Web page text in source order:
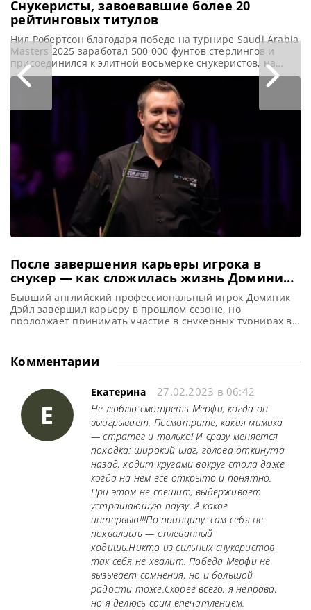
Снукеристы, завоевавшие более 20
рейтинговых титулов
Нил Робертсон благодаря победе на турнире Saudi Arabia
Masters 2025 заработал 500 000 фунтов стерлингов и
присоединился к элитной восьмерке снукеристов, на
счету которых более 20 рейтинговых титулов, сообщает
SnookerHQ Выиграв турнир Saudi Arabia Masters 2025,
Нил Робертсон переместился на шестую строчку в списке
снукеристов по числу побед на рейтинговых турнирах за
После завершения карьеры игрока в
снукер — как сложилась жизнь Доминика
Дэйла
Бывший английский профессиональный игрок Доминик
Дэйл завершил карьеру в прошлом сезоне, но
продолжает принимать участие в снукерных турнирах в
профессиональном снукере. В интервью двукратный
победитель рейтинговых турниров рассказал, как
жалеете, что прекратили
Комментарии
Е
Екатерина 27.02.2023 в 06:42
Не люблю смотреть Мерфи, когда он
выигрывает. Посмотрите, какая мимика
— стратег и только! И сразу меняется
походка: широкий шаг, голова откинута
назад, ходит кругами вокруг стола даже
когда на нем все открыто и понятно.
При этом не спешит, выдерживает
устрашающую паузу. А какое
интервью!!!По принципу: сам себя не
похвалишь — оплеванный
ходишь.Никто из сильных снукеристов
так себя не хвалит. Победа Мерфи не
вызывает сомнения, но и большой
радости тоже.Скорее всего, я неправа,
но я делюсь соим впечатлением.